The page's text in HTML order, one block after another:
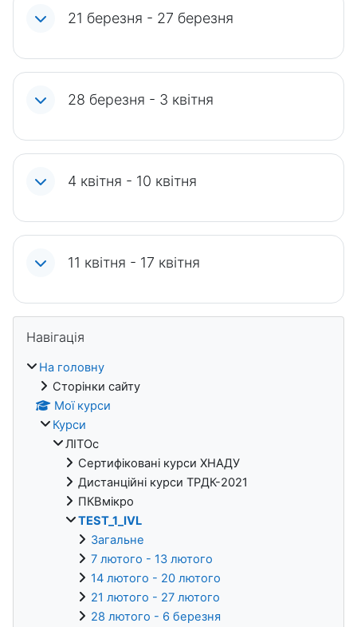
21 березня - 27 березня
28 березня - 3 квітня
4 квітня - 10 квітня
11 квітня - 17 квітня
Блоки
Навігація
На головну
Сторінки сайту
Мої курси
Курси
ЛІТОс
Сертифіковані курси ХНАДУ
Дистанційні курси ТРДК-2021
ПКВмікро
TEST_1_IVL
Загальне
7 лютого - 13 лютого
14 лютого - 20 лютого
21 лютого - 27 лютого
28 лютого - 6 березня